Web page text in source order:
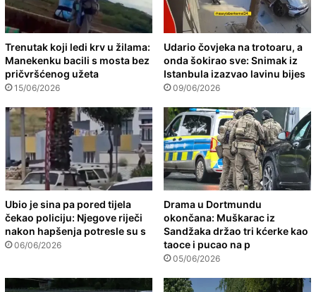
Trenutak koji ledi krv u žilama:
Manekenku bacili s mosta bez
pričvršćenog užeta
15/06/2026
Udario čovjeka na trotoaru, a
onda šokirao sve: Snimak iz
Istanbula izazvao lavinu bijes
09/06/2026
Ubio je sina pa pored tijela
čekao policiju: Njegove riječi
nakon hapšenja potresle su s
06/06/2026
Drama u Dortmundu
okončana: Muškarac iz
Sandžaka držao tri kćerke kao
taoce i pucao na p
05/06/2026